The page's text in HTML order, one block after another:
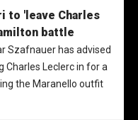
to 'leave Charles
battle
Szafnauer has advised
Charles Leclerc in for a
the Maranello outfit